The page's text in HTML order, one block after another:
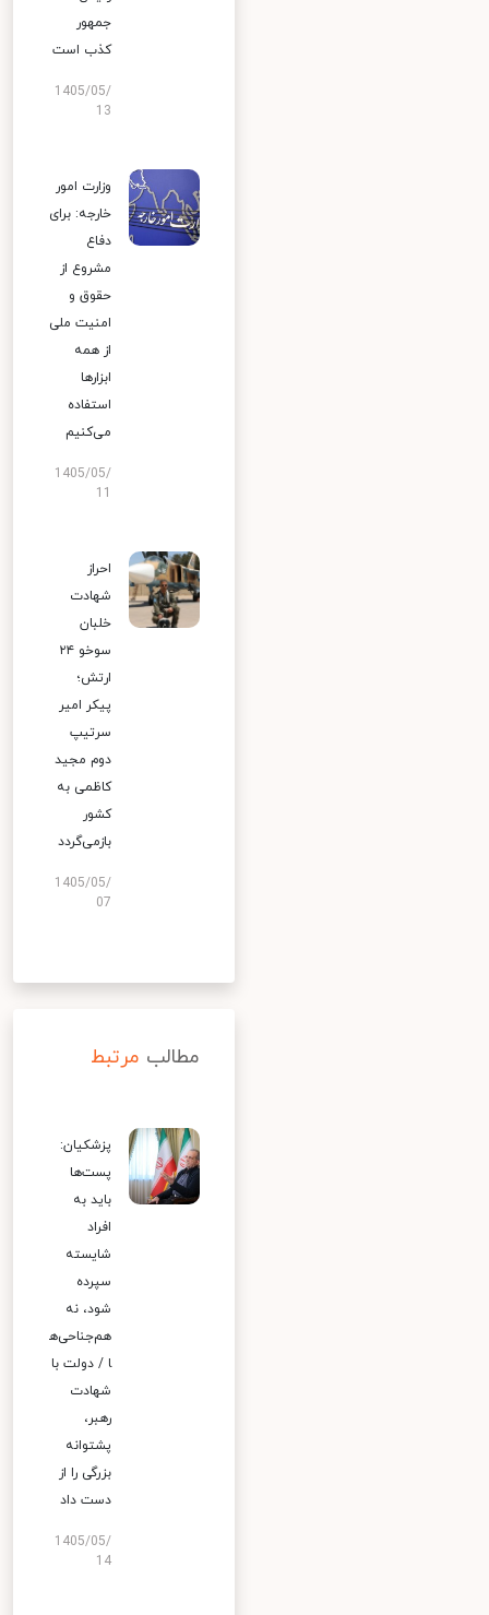
جمهور
کذب است
1405/05/
13
وزارت امور
خارجه: برای
دفاع
مشروع از
حقوق و
امنیت ملی
از همه
ابزارها
استفاده
می‌کنیم
1405/05/
احراز
شهادت
خلبان
سوخو ۲۴
ارتش؛
پیکر امیر
سرتیپ
دوم مجید
کاظمی به
کشور
بازمی‌گردد
1405/05/
07
مطالب مرتبط
پزشکیان:
پست‌ها
باید به
افراد
شایسته
سپرده
شود، نه
هم‌جناحی‌ه
ا / دولت با
شهادت
رهبر،
پشتوانه
بزرگی را از
دست داد
1405/05/
14